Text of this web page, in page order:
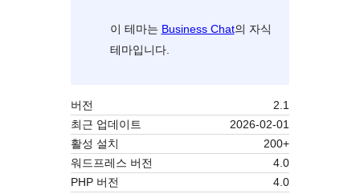
이 테마는 Business Chat의 자식
테마입니다.
버전
2.1
최근 업데이트
2026-02-01
활성 설치
200+
워드프레스 버전
4.0
PHP 버전
4.0